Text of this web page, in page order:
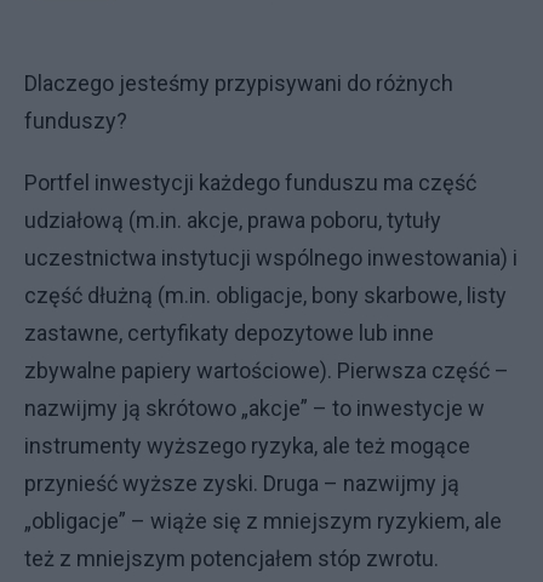
Dlaczego jesteśmy przypisywani do różnych
funduszy?
Portfel inwestycji każdego funduszu ma część
udziałową (m.in. akcje, prawa poboru, tytuły
uczestnictwa instytucji wspólnego inwestowania) i
część dłużną (m.in. obligacje, bony skarbowe, listy
zastawne, certyfikaty depozytowe lub inne
zbywalne papiery wartościowe). Pierwsza część –
nazwijmy ją skrótowo „akcje” – to inwestycje w
instrumenty wyższego ryzyka, ale też mogące
przynieść wyższe zyski. Druga – nazwijmy ją
„obligacje” – wiąże się z mniejszym ryzykiem, ale
też z mniejszym potencjałem stóp zwrotu.